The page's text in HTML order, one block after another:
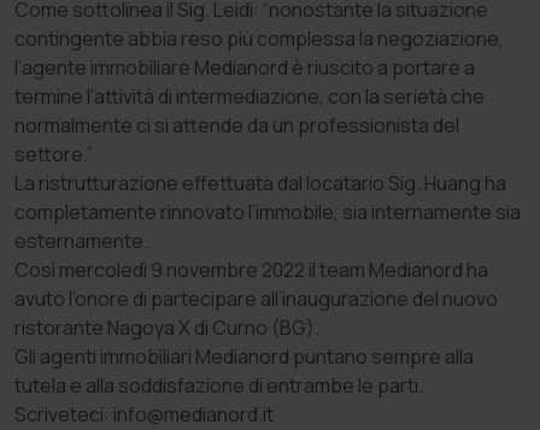
Come sottolinea il Sig. Leidi: “nonostante la situazione
contingente abbia reso più complessa la negoziazione,
l’agente immobiliare Medianord è riuscito a portare a
termine l’attività di intermediazione, con la serietà che
normalmente ci si attende da un professionista del
settore.”
La ristrutturazione effettuata dal locatario Sig. Huang ha
completamente rinnovato l’immobile, sia internamente sia
esternamente.
Così mercoledì 9 novembre 2022 il team Medianord ha
avuto l’onore di partecipare all’inaugurazione del nuovo
ristorante Nagoya X di Curno (BG).
Gli agenti immobiliari Medianord puntano sempre alla
tutela e alla soddisfazione di entrambe le parti.
Scriveteci: info@medianord.it